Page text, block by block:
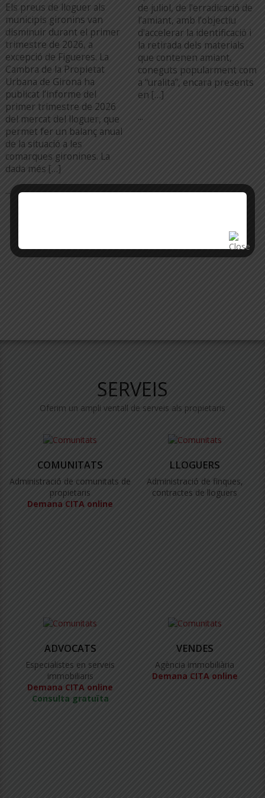
Els preus de lloguer als
municipis gironins van
disminuir durant el primer
trimestre de 2026, a
excepció de Figueres. La
Cambra de la Propietat
Urbana de Girona ha
publicat l’informe del
primer trimestre de 2026
del mercat del lloguer, que
permet fer un balanç anual
de la situació a les
comarques gironines. La
dada més […]
...
de juliol, de l’erradicació de
l’amiant, amb l’objectiu
d’accelerar la identificació i
la retirada dels materials
que contenen amiant,
coneguts popularment com
a “uralita”, encara presents
en […]
...
SERVEIS
Oferim un ampli ventall de serveis als propietaris
COMUNITATS
Administració de comunitats de
propietaris
Demana CITA online
LLOGUERS
Administració de finques,
contractes de lloguers
ADVOCATS
Especialistes en serveis
immobiliaris
Demana CITA online
Consulta gratuïta
VENDES
Agència immobiliària
Demana CITA online